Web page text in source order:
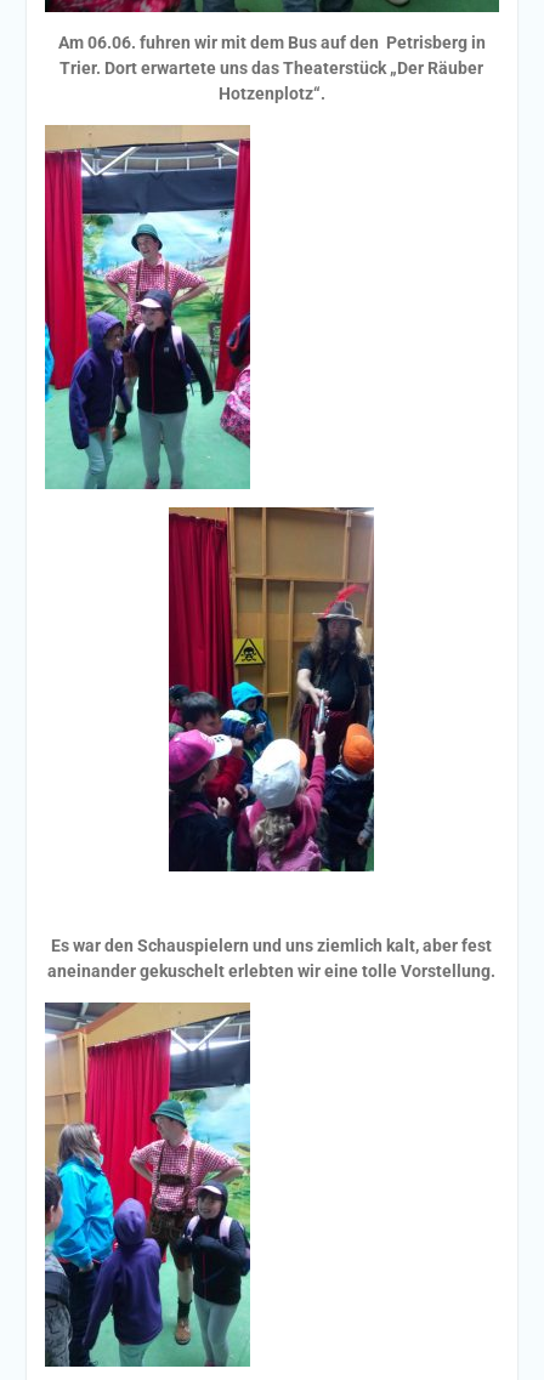
Am 06.06. fuhren wir mit dem Bus auf den Petrisberg in
Trier. Dort erwartete uns das Theaterstück „Der Räuber
Hotzenplotz“.
Es war den Schauspielern und uns ziemlich kalt, aber fest
aneinander gekuschelt erlebten wir eine tolle Vorstellung.